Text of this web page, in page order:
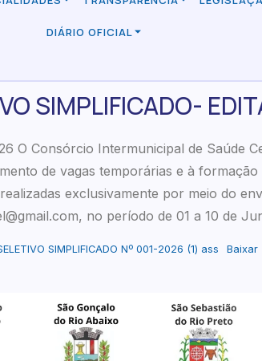
DIÁRIO OFICIAL
SIMPLIFICADO-
O Consórcio Intermunicipal de Saúde
de vagas temporárias e à
exclusivamente por meio do
no período de 01 a 10 de
SIMPLIFICADO Nº 001-2026 (1) ass Baixar